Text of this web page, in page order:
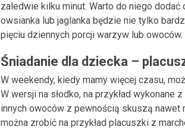
zaledwie kilku minut. Warto do niego dodać
owsianka lub jaglanka będzie nie tylko
pięciu dziennych porcji warzyw lub owoców.
Śniadanie dla dziecka –
W weekendy, kiedy mamy więcej czasu,
W wersji na słodko, na przykład wykonane
innych owoców z pewnością skuszą
można zrobić na przykład placuszki z